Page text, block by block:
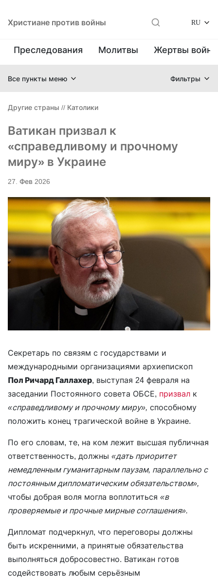
Христиане против войны RU
Преследования Молитвы Жертвы
Все пункты меню Фильтры
Другие страны // Католики
Ватикан призвал к
«справедливому и прочному
миру» в Украине
27. Фев 2026
Секретарь по связям с государствами и
международными организациями архиепископ
Пол Ричард Галлахер, выступая 24 февраля на
заседании Постоянного совета ОБСЕ, призвал к
«справедливому и прочному миру», способному
положить конец трагической войне в Украине.
По его словам, те, на ком лежит высшая публичная
ответственность, должны «дать приоритет
немедленным гуманитарным паузам, параллельно с
постоянным дипломатическим обязательством»,
чтобы добрая воля могла воплотиться «в
проверяемые и прочные мирные соглашения».
Дипломат подчеркнул, что переговоры должны
быть искренними, а принятые обязательства
выполняться добросовестно. Ватикан готов
содействовать любым серьёзным